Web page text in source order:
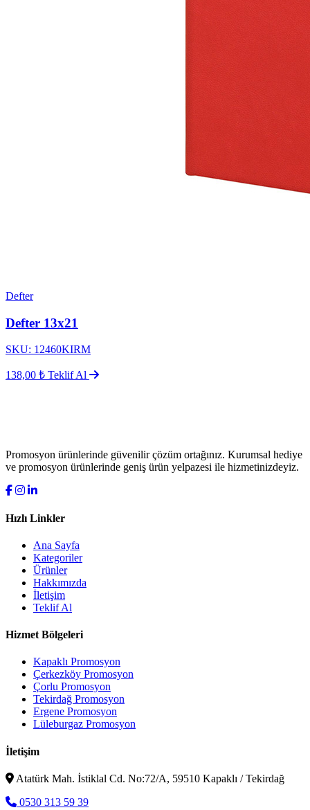
Defter
Defter 13x21
SKU: 12460KIRM
138,00 ₺ Teklif Al
Promosyon ürünlerinde güvenilir çözüm ortağınız. Kurumsal hediye
ve promosyon ürünlerinde geniş ürün yelpazesi ile hizmetinizdeyiz.
Hızlı Linkler
Ana Sayfa
Kategoriler
Ürünler
Hakkımızda
İletişim
Teklif Al
Hizmet Bölgeleri
Kapaklı Promosyon
Çerkezköy Promosyon
Çorlu Promosyon
Tekirdağ Promosyon
Ergene Promosyon
Lüleburgaz Promosyon
İletişim
Atatürk Mah. İstiklal Cd. No:72/A, 59510 Kapaklı / Tekirdağ
0530 313 59 39